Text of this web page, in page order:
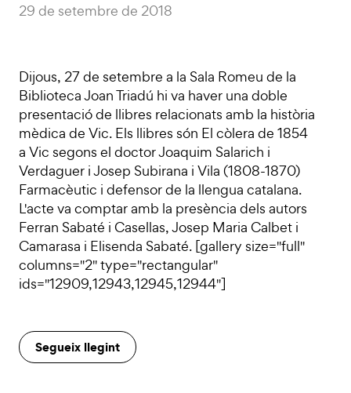
29 de setembre de 2018
Dijous, 27 de setembre a la Sala Romeu de la
Biblioteca Joan Triadú hi va haver una doble
presentació de llibres relacionats amb la història
mèdica de Vic. Els llibres són El còlera de 1854
a Vic segons el doctor Joaquim Salarich i
Verdaguer i Josep Subirana i Vila (1808-1870)
Farmacèutic i defensor de la llengua catalana.
L'acte va comptar amb la presència dels autors
Ferran Sabaté i Casellas, Josep Maria Calbet i
Camarasa i Elisenda Sabaté. [gallery size="full"
columns="2" type="rectangular"
ids="12909,12943,12945,12944"]
Segueix llegint